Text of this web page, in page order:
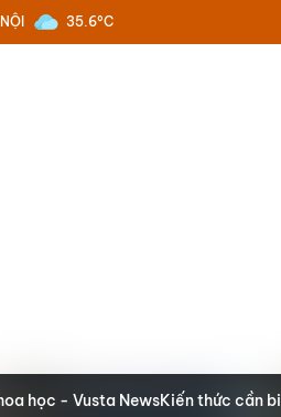
35.6°C
học - Vusta NewsKiến thức cần